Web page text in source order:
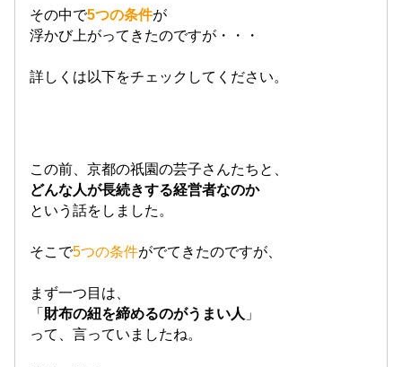
その中で5つの条件が
浮かび上がってきたのですが・・・
詳しくは以下をチェックしてください。
この前、京都の祇園の芸子さんたちと、
どんな人が長続きする経営者なのか
という話をしました。
そこで5つの条件がでてきたのですが、
まず一つ目は、
「 財布の紐を締めるのがうまい人 」
って、言っていましたね。